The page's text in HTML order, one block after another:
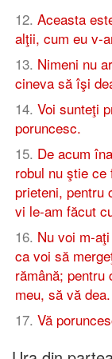
12. Aceasta
alţii, cum eu v-
13. Nimeni nu
cineva să îşi
14. Voi sunteţi
poruncesc.
15. De acum
robul nu ştie
prieteni, pentru
vi le-am făcut
16. Nu voi m-
ca voi să
rămână; pentru
meu, să vă dea.
17. Vă